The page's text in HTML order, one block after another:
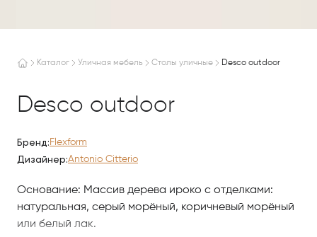
Каталог Уличная мебель Столы уличные Desco outdoor
Desco outdoor
Бренд: Flexform
Дизайнер:Antonio Citterio
Основание: Массив дерева ироко с отделками:
натуральная, серый морёный, коричневый морёный
или белый лак.